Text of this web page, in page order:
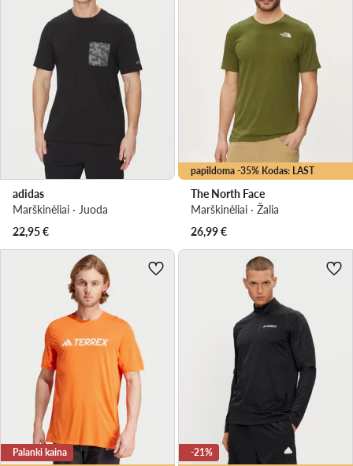
adidas
Marškinėliai · Juoda
22,95€
papildoma -35% Kodas: LAST
The North Face
Marškinėliai · Žalia
26,99€
Palanki kaina -21%